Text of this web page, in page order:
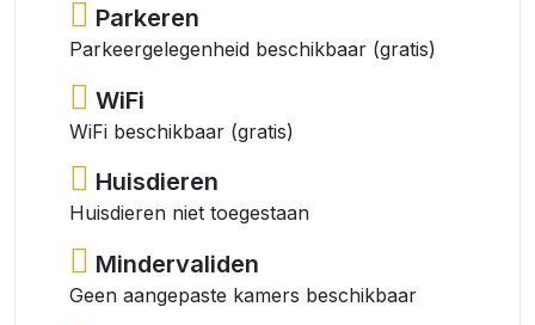
Parkeren
Parkeergelegenheid beschikbaar (gratis)
WiFi
WiFi beschikbaar (gratis)
Huisdieren
Huisdieren niet toegestaan
Mindervaliden
Geen aangepaste kamers beschikbaar